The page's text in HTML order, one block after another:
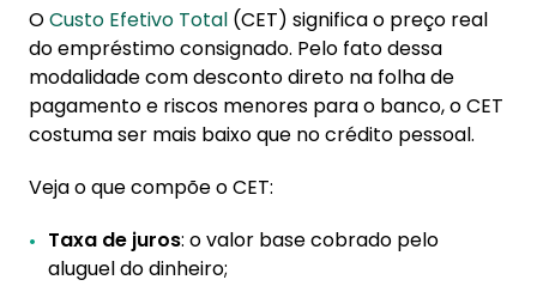
OCusto Efetivo Total (CET) significa o preço real
do empréstimo consignado. Pelo fato dessa
modalidade com desconto direto na folha de
pagamento e riscos menores para o banco, o CET
costuma ser mais baixo que no crédito pessoal.
Veja o que compõe o CET:
Taxa de juros: o valor base cobrado pelo
aluguel do dinheiro;